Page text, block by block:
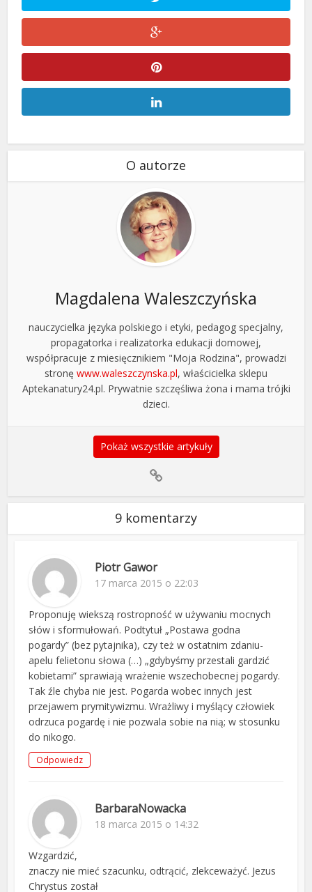
O autorze
Magdalena Waleszczyńska
nauczycielka języka polskiego i etyki, pedagog specjalny,
propagatorka i realizatorka edukacji domowej,
współpracuje z miesięcznikiem "Moja Rodzina", prowadzi
stronę www.waleszczynska.pl, właścicielka sklepu
Aptekanatury24.pl. Prywatnie szczęśliwa żona i mama trójki
dzieci.
Pokaż wszystkie artykuły
9 komentarzy
Piotr Gawor
17 marca 2015 o 22:03
Proponuję wiekszą rostropność w używaniu mocnych
słów i sformułowań. Podtytuł „Postawa godna
pogardy” (bez pytajnika), czy też w ostatnim zdaniu-
apelu felietonu słowa (…) „gdybyśmy przestali gardzić
kobietami” sprawiają wrażenie wszechobecnej pogardy.
Tak źle chyba nie jest. Pogarda wobec innych jest
przejawem prymitywizmu. Wrażliwy i myślący człowiek
odrzuca pogardę i nie pozwala sobie na nią; w stosunku
do nikogo.
Odpowiedz
BarbaraNowacka
18 marca 2015 o 14:32
Wzgardzić,
znaczy nie mieć szacunku, odtrącić, zlekceważyć. Jezus
Chrystus został